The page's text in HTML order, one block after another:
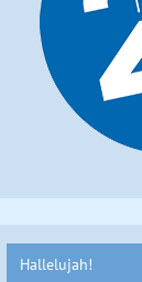
Hallelujah!